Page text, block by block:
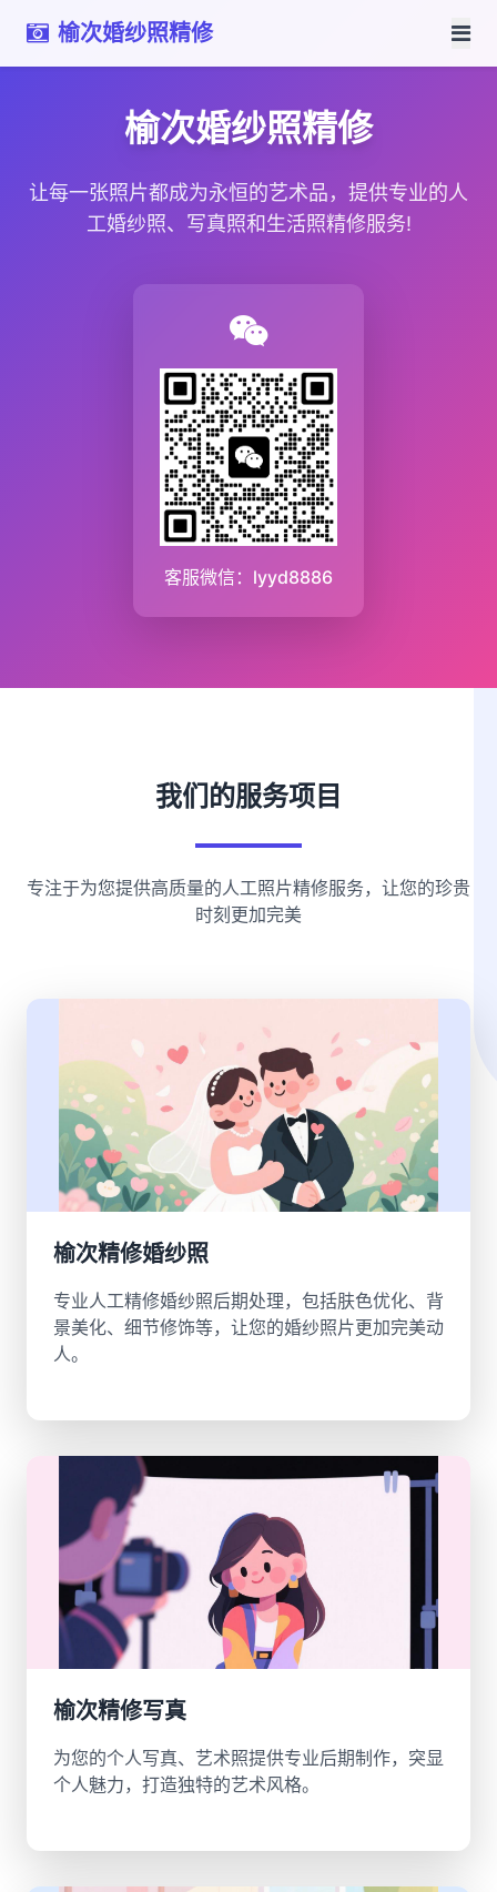
榆次婚纱照精修
榆次婚纱照精修
让每一张照片都成为永恒的艺术品，提供专业的人
工婚纱照、写真照和生活照精修服务!
客服微信：lyyd8886
我们的服务项目
专注于为您提供高质量的人工照片精修服务，让您的珍贵
时刻更加完美
榆次精修婚纱照
专业人工精修婚纱照后期处理，包括肤色优化、背
景美化、细节修饰等，让您的婚纱照片更加完美动
人。
榆次精修写真
为您的个人写真、艺术照提供专业后期制作，突显
个人魅力，打造独特的艺术风格。